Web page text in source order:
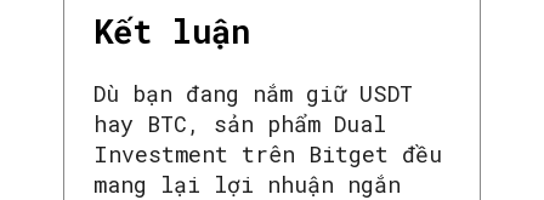
Kết luận
Dù bạn đang nắm giữ USDT
hay BTC, sản phẩm Dual
Investment trên Bitget đều
mang lại lợi nhuận ngắn